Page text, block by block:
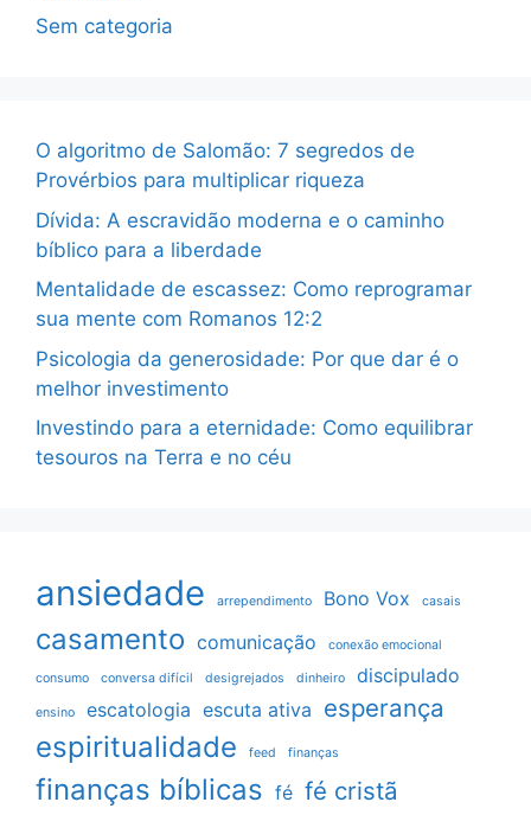
Sem categoria
O algoritmo de Salomão: 7 segredos de
Provérbios para multiplicar riqueza
Dívida: A escravidão moderna e o caminho
bíblico para a liberdade
Mentalidade de escassez: Como reprogramar
sua mente com Romanos 12:2
Psicologia da generosidade: Por que dar é o
melhor investimento
Investindo para a eternidade: Como equilibrar
tesouros na Terra e no céu
ansiedade arrependimento Bono Vox casais
casamento comunicação conexão emocional
consumo conversa difícil desigrejados dinheiro discipulado
ensino escatologia escuta ativa esperança
espiritualidade feed finanças
finanças bíblicas fé fé cristã